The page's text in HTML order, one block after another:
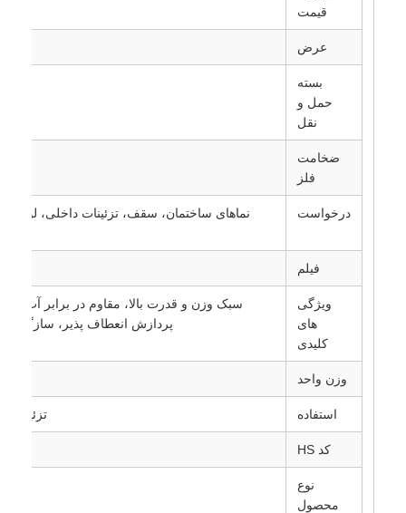
قیمت
عرض
بسته
حمل و
نقل
ضخامت
فلز
درخواست
فیلم
ویژگی
های
کلیدی
سبک وزن و قدرت بالا، مقاوم در برابر آب و
پردازش انعطاف پذیر، سازگار
وزن واحد
استفاده
کد HS
نوع
محصول